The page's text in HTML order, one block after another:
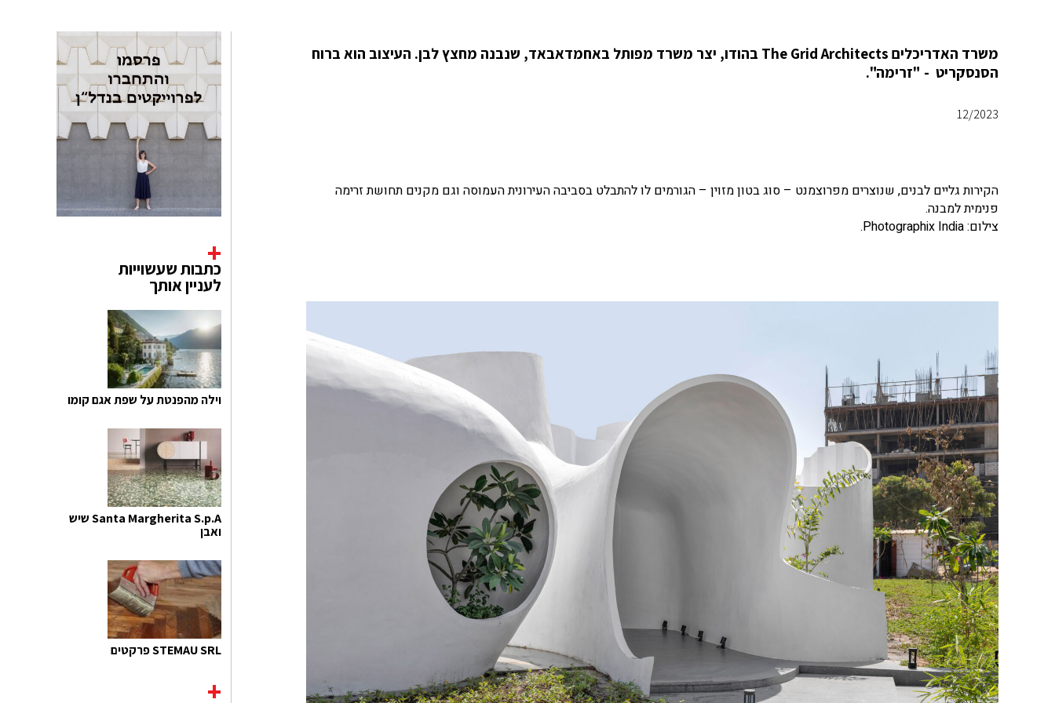
משרד האדריכלים The Grid Architects בהודו, יצר משרד מפותל באחמדאבאד, שנבנה מחצץ לבן. העיצוב הוא ברוח
הסנסקריט - "זרימה".
12/2023
הקירות גליים לבנים, שנוצרים מפרוצמנט – סוג בטון מזוין – הגורמים לו להתבלט בסביבה העירונית העמוסה וגם מקנים תחושת זרימה
פנימית למבנה.
צילום: Photographix India.
כתבות שעשוייות
לעניין אותך
וילה מהפנטת על שפת אגם קומו
Santa Margherita S.p.A שיש
ואבן
STEMAU SRL פרקטים